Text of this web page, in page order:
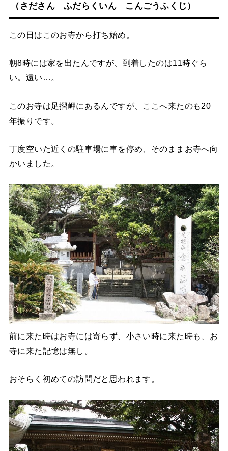
（さださん ふだらくいん こんごうふくじ）
この日はこのお寺から打ち始め。
朝8時には家を出たんですが、到着したのは11時ぐら
い。遠い…。
このお寺は足摺岬にあるんですが、ここへ来たのも20
年振りです。
丁度空いた近くの駐車場に車を停め、そのままお寺へ向
かいました。
前に来た時はお寺には寄らず、小さい時に来た時も、お
寺に来た記憶は無し。
おそらく初めての訪問だと思われます。